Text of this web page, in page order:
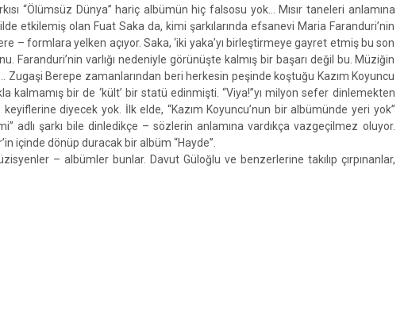
“Ölümsüz Dünya” hariç albümün hiç falsosu yok… Mısır taneleri anlamına
etkilemiş olan Fuat Saka da, kimi şarkılarında efsanevi Maria Faranduri’nin
– formlara yelken açıyor. Saka, ‘iki yaka’yı birleştirmeye gayret etmiş bu son
Faranduri’nin varlığı nedeniyle görünüşte kalmış bir başarı değil bu. Müziğin
Zugaşi Berepe zamanlarından beri herkesin peşinde koştuğu Kazım Koyuncu
kalmamış bir de ‘kült’ bir statü edinmişti. “Viya!”yı milyon sefer dinlemekten
keyiflerine diyecek yok. İlk elde, “Kazım Koyuncu’nun bir albümünde yeri yok”
adlı şarkı bile dinledikçe – sözlerin anlamına vardıkça vazgeçilmez oluyor.
içinde dönüp duracak bir albüm “Hayde”.
– albümler bunlar. Davut Güloğlu ve benzerlerine takılıp çırpınanlar,